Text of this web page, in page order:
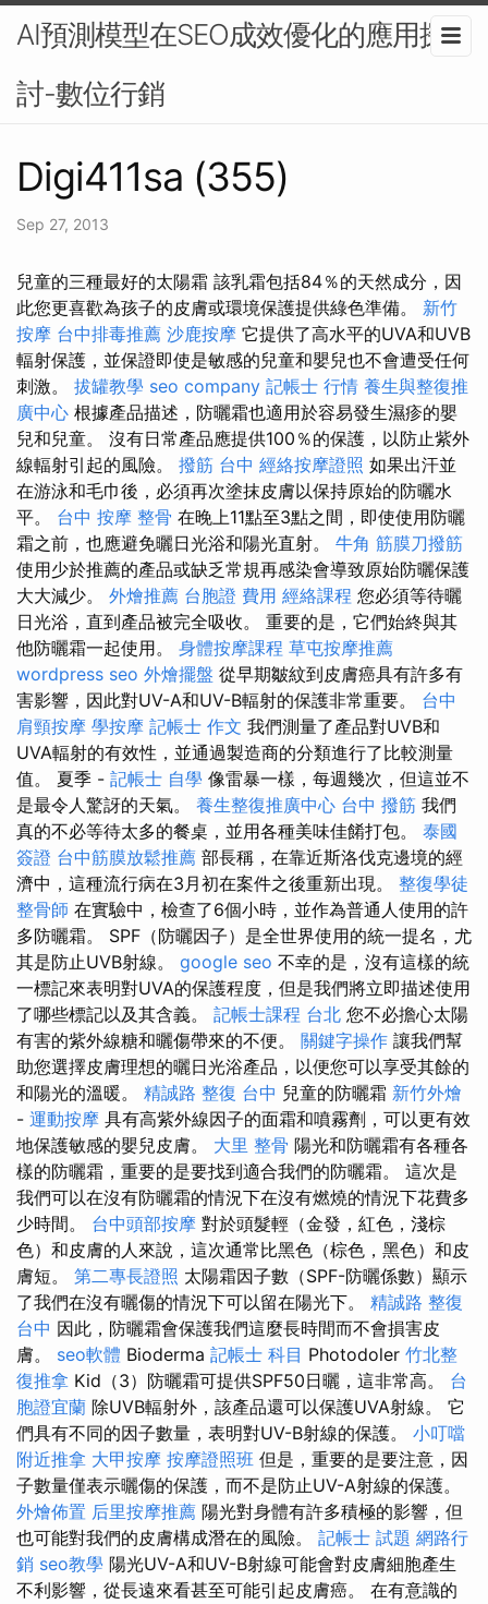
AI預測模型在SEO成效優化的應用探
討-數位行銷
Digi411sa (355)
Sep 27, 2013
兒童的三種最好的太陽霜 該乳霜包括84％的天然成分，因
此您更喜歡為孩子的皮膚或環境保護提供綠色準備。 新竹
按摩 台中排毒推薦 沙鹿按摩 它提供了高水平的UVA和UVB
輻射保護，並保證即使是敏感的兒童和嬰兒也不會遭受任何
刺激。 拔罐教學 seo company 記帳士 行情 養生與整復推
廣中心 根據產品描述，防曬霜也適用於容易發生濕疹的嬰
兒和兒童。 沒有日常產品應提供100％的保護，以防止紫外
線輻射引起的風險。 撥筋 台中 經絡按摩證照 如果出汗並
在游泳和毛巾後，必須再次塗抹皮膚以保持原始的防曬水
平。 台中 按摩 整骨 在晚上11點至3點之間，即使使用防曬
霜之前，也應避免曬日光浴和陽光直射。 牛角 筋膜刀撥筋
使用少於推薦的產品或缺乏常規再感染會導致原始防曬保護
大大減少。 外燴推薦 台胞證 費用 經絡課程 您必須等待曬
日光浴，直到產品被完全吸收。 重要的是，它們始終與其
他防曬霜一起使用。 身體按摩課程 草屯按摩推薦
wordpress seo 外燴擺盤 從早期皺紋到皮膚癌具有許多有
害影響，因此對UV-A和UV-B輻射的保護非常重要。 台中
肩頸按摩 學按摩 記帳士 作文 我們測量了產品對UVB和
UVA輻射的有效性，並通過製造商的分類進行了比較測量
值。 夏季 - 記帳士 自學 像雷暴一樣，每週幾次，但這並不
是最令人驚訝的天氣。 養生整復推廣中心 台中 撥筋 我們
真的不必等待太多的餐桌，並用各種美味佳餚打包。 泰國
簽證 台中筋膜放鬆推薦 部長稱，在靠近斯洛伐克邊境的經
濟中，這種流行病在3月初在案件之後重新出現。 整復學徒
整骨師 在實驗中，檢查了6個小時，並作為普通人使用的許
多防曬霜。 SPF（防曬因子）是全世界使用的統一提名，尤
其是防止UVB射線。 google seo 不幸的是，沒有這樣的統
一標記來表明對UVA的保護程度，但是我們將立即描述使用
了哪些標記以及其含義。 記帳士課程 台北 您不必擔心太陽
有害的紫外線糖和曬傷帶來的不便。 關鍵字操作 讓我們幫
助您選擇皮膚理想的曬日光浴產品，以便您可以享受其餘的
和陽光的溫暖。 精誠路 整復 台中 兒童的防曬霜 新竹外燴
- 運動按摩 具有高紫外線因子的面霜和噴霧劑，可以更有效
地保護敏感的嬰兒皮膚。 大里 整骨 陽光和防曬霜有各種各
樣的防曬霜，重要的是要找到適合我們的防曬霜。 這次是
我們可以在沒有防曬霜的情況下在沒有燃燒的情況下花費多
少時間。 台中頭部按摩 對於頭髮輕（金發，紅色，淺棕
色）和皮膚的人來說，這次通常比黑色（棕色，黑色）和皮
膚短。 第二專長證照 太陽霜因子數（SPF-防曬係數）顯示
了我們在沒有曬傷的情況下可以留在陽光下。 精誠路 整復
台中 因此，防曬霜會保護我們這麼長時間而不會損害皮
膚。 seo軟體 Bioderma 記帳士 科目 Photodoler 竹北整
復推拿 Kid（3）防曬霜可提供SPF50日曬，這非常高。 台
胞證宜蘭 除UVB輻射外，該產品還可以保護UVA射線。 它
們具有不同的因子數量，表明對UV-B射線的保護。 小叮噹
附近推拿 大甲按摩 按摩證照班 但是，重要的是要注意，因
子數量僅表示曬傷的保護，而不是防止UV-A射線的保護。
外燴佈置 后里按摩推薦 陽光對身體有許多積極的影響，但
也可能對我們的皮膚構成潛在的風險。 記帳士 試題 網路行
銷 seo教學 陽光UV-A和UV-B射線可能會對皮膚細胞產生
不利影響，從長遠來看甚至可能引起皮膚癌。 在有意識的